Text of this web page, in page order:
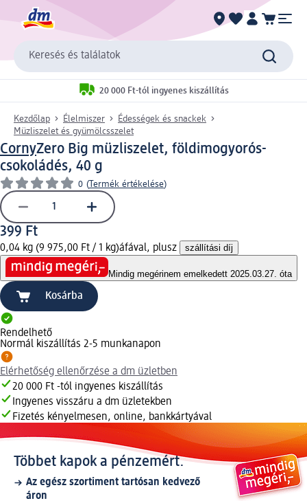
Keresés és találatok
20 000 Ft-tól ingyenes kiszállítás
Kezdőlap Élelmiszer
Édességek és snackek
Müzliszelet és gyümölcsszelet
CornyZero Big müzliszelet, földimogyorós-
csokoládés, 40 g
0 (Termék értékelése)
399 Ft
0,04 kg (9 975,00 Ft / 1 kg)áfával, plusz szállítási díj
Mindig megérinem emelkedett 2025.03.27. óta
Kosárba
Rendelhető
Normál kiszállítás 2-5 munkanapon
Elérhetőség ellenőrzése a dm üzletben
20 000 Ft -tól ingyenes kiszállítás
Ingyenes visszáru a dm üzletekben
Fizetés kényelmesen, online, bankkártyával
Többet kapok a pénzemért.
Az egész szortiment tartósan kedvező
áron